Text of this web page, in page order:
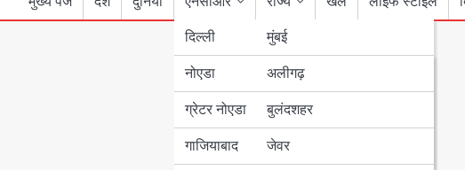
दिल्ली
नोएडा
ग्रेटर नोएडा
गाजियाबाद
मुंबई
उत्तर प्रदेश
अलीगढ़
बुलंदशहर
जेवर
बिहार
पंजाब